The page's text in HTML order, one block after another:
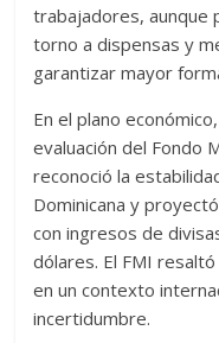
trabajadores, aunque
torno a dispensas y
garantizar mayor
En el plano
evaluación del Fondo
reconoció la
Dominicana y
con ingresos de
dólares. El FMI
en un contexto
incertidumbre.